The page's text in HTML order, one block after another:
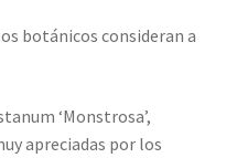
botánicos consideran a
‘Monstrosa’,
apreciadas por los